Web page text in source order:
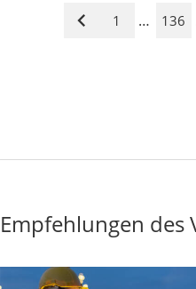
Vorige
1 … 136
Empfehlungen des